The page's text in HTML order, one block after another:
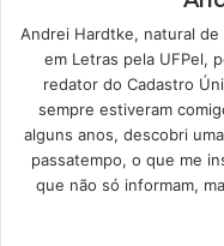
Andrei Hardtke, natural de
em Letras pela UFPel,
redator do Cadastro
sempre estiveram
alguns anos, descobri
passatempo, o que me
que não só informam,